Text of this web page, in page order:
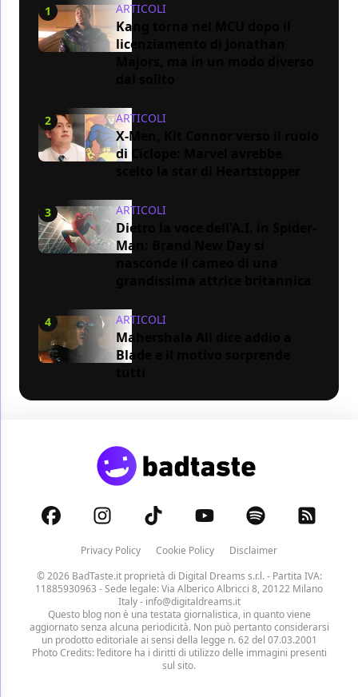
1 ARTICOLI
Kang torna nel MCU dopo il
licenziamento di Jonathan
2 ARTICOLI
X-Men, Kit Connor verso il ruolo
di Ciclope: Marvel avrebbe
3 ARTICOLI
Dietro la voce dell'A.I. in Spider-
Man: Brand New Day si
4 ARTICOLI
Mahershala Ali dice addio a
Blade e il motivo sorprende
Privacy Policy Cookie Policy
Disclaimer
© 2026 BadTaste.it proprietà di Digital Dreams s.r.l.- Partita IVA:
11885930963 - Sede legale: Via Alberico Albricci 8, 20122 Milano
Italy - info@digitaldreams.it
Questo blog non è una testata giornalistica, in quanto viene
aggiornato senza alcuna periodicità. Non può pertanto considerarsi
un prodotto editoriale ai sensi della legge n. 62 del 07.03.2001
Photo Credits: l’editore ha i diritti di utilizzo delle immagini presenti
sul sito.